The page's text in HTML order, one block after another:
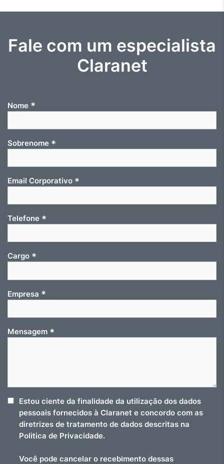
Fale com um especialista
Claranet
Nome *
Sobrenome *
Email Corporativo *
Telefone *
Cargo *
Empresa *
Mensagem *
Estou ciente da finalidade da utilização dos dados
pessoais fornecidos à Claranet e concordo com as
diretrizes de tratamento de dados descritas na
Politica de Privacidade.
Você pode cancelar o recebimento dessas